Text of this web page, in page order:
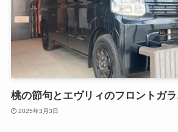
桃の節句とエヴリィのフロントガ
2025年3月3日